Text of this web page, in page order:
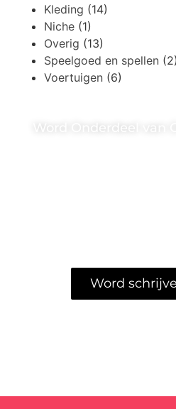
Kleding (14)
Niche (1)
Overig (13)
Speelgoed en spellen (2)
Voertuigen (6)
Word